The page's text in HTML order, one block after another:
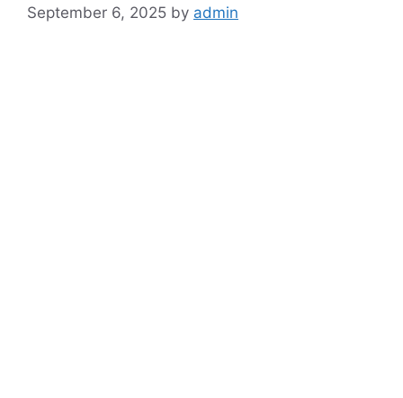
September 6, 2025 by admin